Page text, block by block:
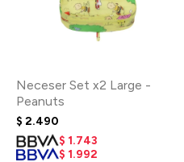
Neceser Set x2 Large -
Peanuts
$ 2.490
$ 1.743
$ 1.992